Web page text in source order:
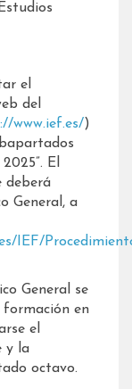
el
del
www.ief.es/)
El
deberá
General, a
IEF/
General se
formación en
el
y la
octavo.